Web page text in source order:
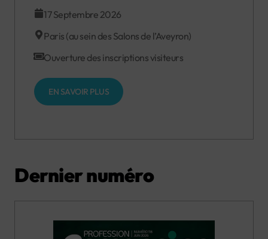
17 Septembre 2026
Paris (au sein des Salons de l’Aveyron)
Ouverture des inscriptions visiteurs
EN SAVOIR PLUS
Dernier numéro